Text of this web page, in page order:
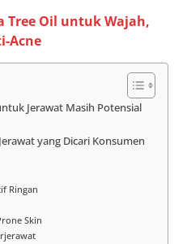
Tree Oil untuk Wajah,
Acne
Jerawat Masih Potensial
yang Dicari Konsumen
Ringan
Skin